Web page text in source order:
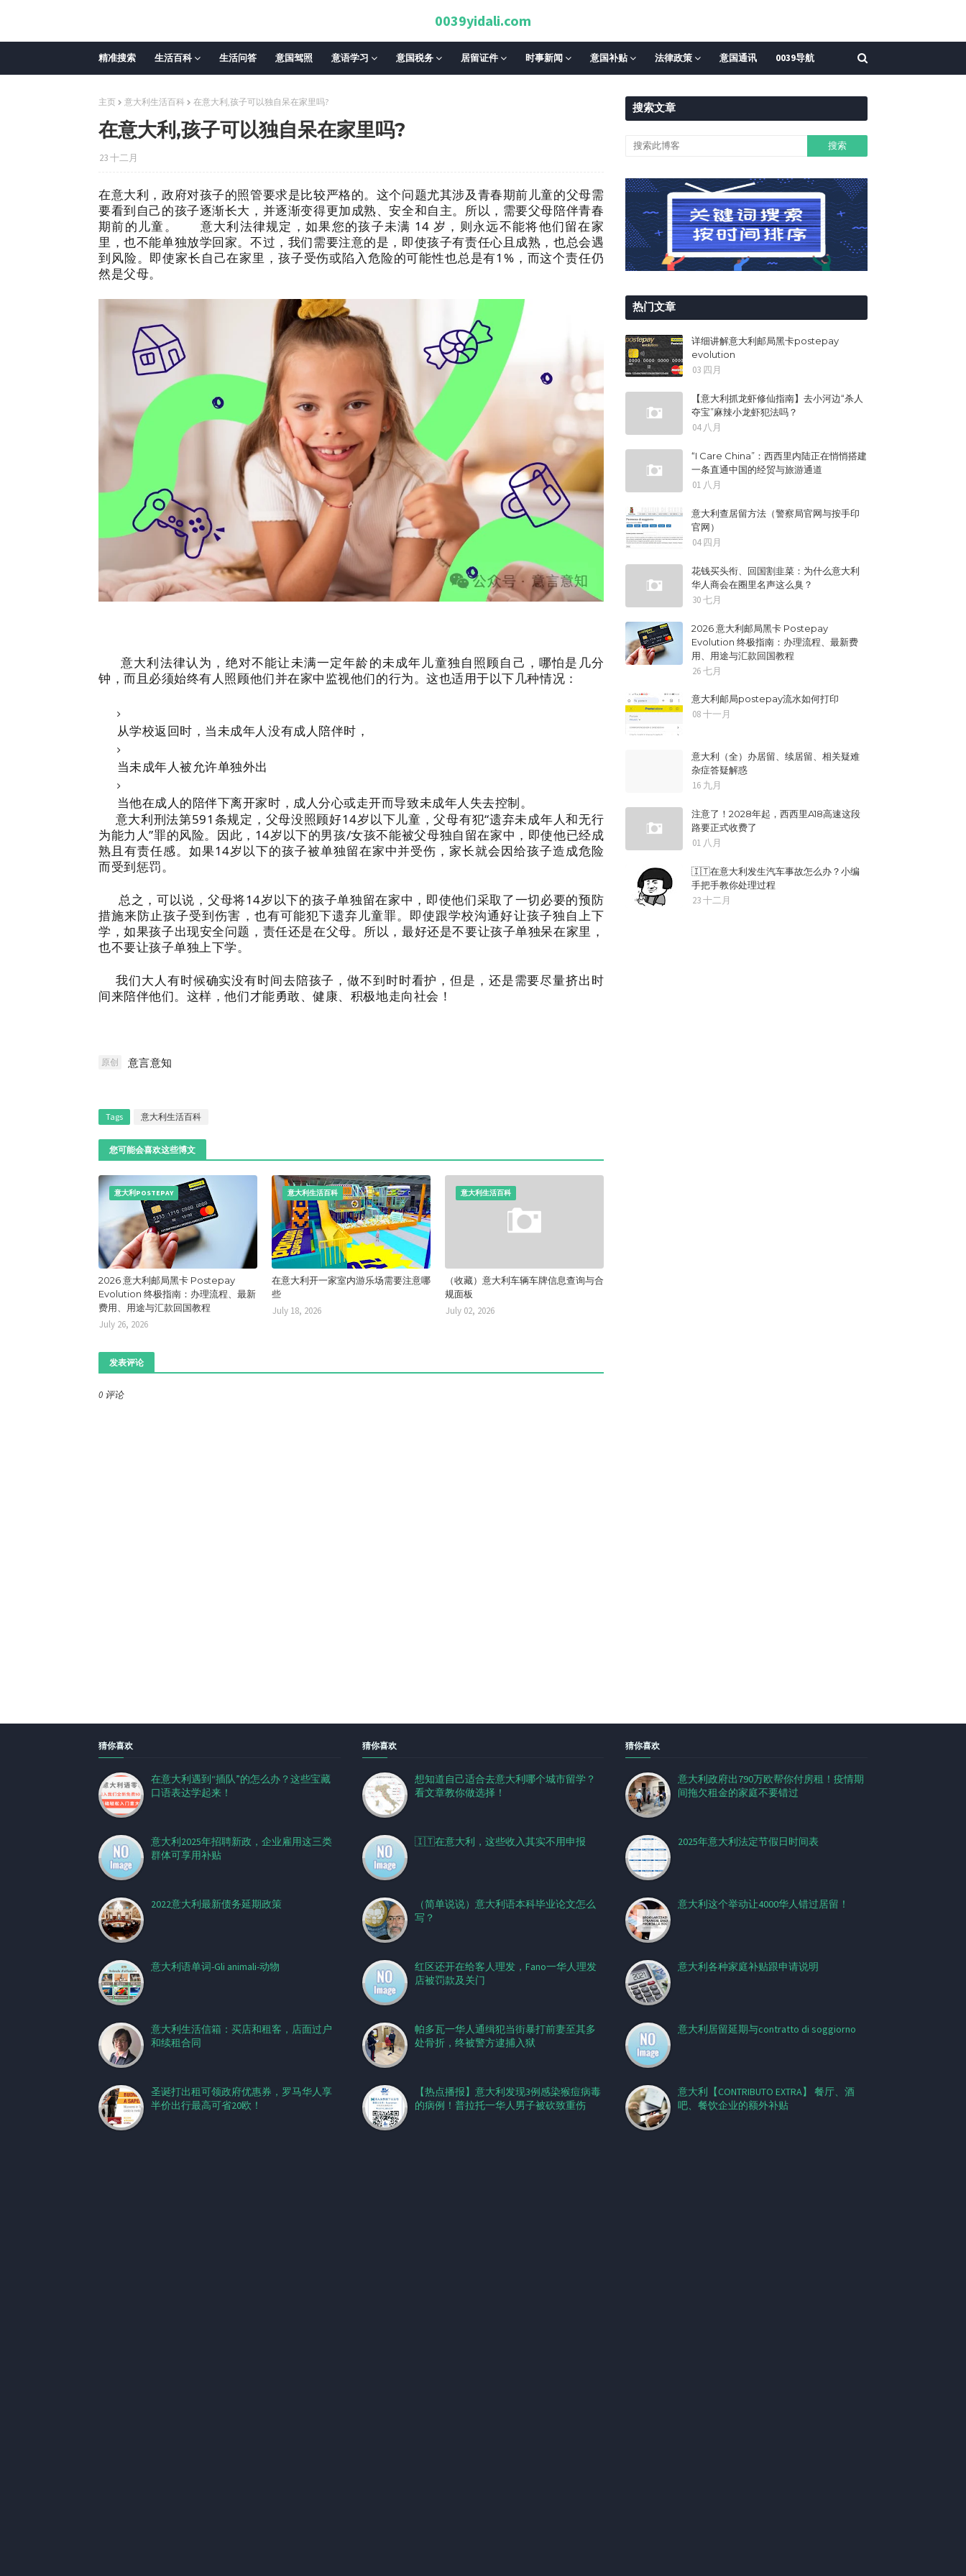
0039yidali.com
精准搜索 生活百科 生活问答 意国驾照 意语学习 意国税务 居留证件 时事新闻 意国补贴 法律政策 意国通讯 0039导航
主页 意大利生活百科 在意大利,孩子可以独自呆在家里吗?
在意大利,孩子可以独自呆在家里吗?
23 十二月
在意大利，政府对孩子的照管要求是比较严格的。这个问题尤其涉及青春期前儿童的父母需
要看到自己的孩子逐渐长大，并逐渐变得更加成熟、安全和自主。所以，需要父母陪伴青春
期前的儿童。
意大利法律规定，如果您的孩子未满 14 岁，则永远不能将他们留在家
里，也不能单独放学回家。不过，我们需要注意的是，即使孩子有责任心且成熟，也总会遇
到风险。即使家长自己在家里，孩子受伤或陷入危险的可能性也总是有1%，而这个责任仍
然是父母。
意大利法律认为，绝对不能让未满一定年龄的未成年儿童独自照顾自己，哪怕是几分
钟，而且必须始终有人照顾他们并在家中监视他们的行为。这也适用于以下几种情况：
从学校返回时，当未成年人没有成人陪伴时，
当未成年人被允许单独外出
当他在成人的陪伴下离开家时，成人分心或走开而导致未成年人失去控制。
意大利刑法第591条规定，父母没照顾好14岁以下儿童，父母有犯“遗弃未成年人和无行
为能力人”罪的风险。因此，14岁以下的男孩/女孩不能被父母独自留在家中，即使他已经成
熟且有责任感。如果14岁以下的孩子被单独留在家中并受伤，家长就会因给孩子造成危险
而受到惩罚。
总之，可以说，父母将14岁以下的孩子单独留在家中，即使他们采取了一切必要的预防
措施来防止孩子受到伤害，也有可能犯下遗弃儿童罪。即使跟学校沟通好让孩子独自上下
学，如果孩子出现安全问题，责任还是在父母。所以，最好还是不要让孩子单独呆在家里，
也不要让孩子单独上下学。
我们大人有时候确实没有时间去陪孩子，做不到时时看护，但是，还是需要尽量挤出时
间来陪伴他们。这样，他们才能勇敢、健康、积极地走向社会！
原创 意言意知
Tags 意大利生活百科
您可能会喜欢这些博文
意大利POSTEPAY
2026 意大利邮局黑卡 Postepay
Evolution 终极指南：办理流程、最新
费用、用途与汇款回国教程
July 26, 2026
意大利生活百科
在意大利开一家室内游乐场需要注意哪
些
July 18, 2026
意大利生活百科
（收藏）意大利车辆车牌信息查询与合
规面板
July 02, 2026
发表评论
0 评论
搜索文章
热门文章
详细讲解意大利邮局黑卡postepay
evolution
03 四月
【意大利抓龙虾修仙指南】去小河边“杀人
夺宝”麻辣小龙虾犯法吗？
04 八月
“I Care China”：西西里内陆正在悄悄搭建
一条直通中国的经贸与旅游通道
01 八月
意大利查居留方法（警察局官网与按手印
官网）
04 四月
花钱买头衔、回国割韭菜：为什么意大利
华人商会在圈里名声这么臭？
30 七月
2026 意大利邮局黑卡 Postepay
Evolution 终极指南：办理流程、最新费
用、用途与汇款回国教程
26 七月
意大利邮局postepay流水如何打印
08 十一月
意大利（全）办居留、续居留、相关疑难
杂症答疑解惑
16 九月
注意了！2028年起，西西里A18高速这段
路要正式收费了
01 八月
🇮🇹在意大利发生汽车事故怎么办？小编
手把手教你处理过程
23 十二月
猜你喜欢
在意大利遇到“插队”的怎么办？这些宝藏
口语表达学起来！
意大利2025年招聘新政，企业雇用这三类
群体可享用补贴
2022意大利最新债务延期政策
意大利语单词-Gli animali-动物
意大利生活信箱：买店和租客，店面过户
和续租合同
圣诞打出租可领政府优惠券，罗马华人享
半价出行最高可省20欧！
猜你喜欢
想知道自己适合去意大利哪个城市留学？
看文章教你做选择！
🇮🇹在意大利，这些收入其实不用申报
（简单说说）意大利语本科毕业论文怎么
写？
红区还开在给客人理发，Fano一华人理发
店被罚款及关门
帕多瓦一华人通缉犯当街暴打前妻至其多
处骨折，终被警方逮捕入狱
【热点播报】意大利发现3例感染猴痘病毒
的病例！普拉托一华人男子被砍致重伤
猜你喜欢
意大利政府出790万欧帮你付房租！疫情期
间拖欠租金的家庭不要错过
2025年意大利法定节假日时间表
意大利这个举动让4000华人错过居留！
意大利各种家庭补贴跟申请说明
意大利居留延期与contratto di soggiorno
意大利【CONTRIBUTO EXTRA】 餐厅、酒
吧、餐饮企业的额外补贴